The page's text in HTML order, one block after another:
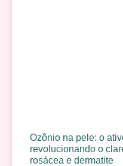
Ozônio na pele: o
revolucionando o
rosácea e dermatite